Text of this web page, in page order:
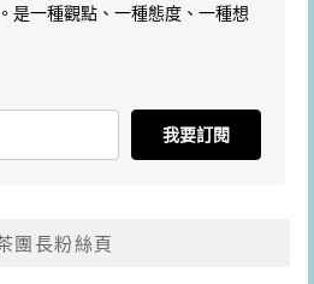
是一種觀點、一種態度、一種想
我要訂閱
團長粉絲頁